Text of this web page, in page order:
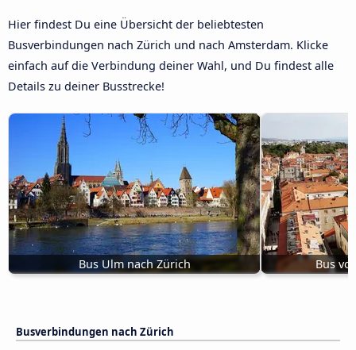
Hier findest Du eine Übersicht der beliebtesten
Busverbindungen nach Zürich und nach Amsterdam. Klicke
einfach auf die Verbindung deiner Wahl, und Du findest alle
Details zu deiner Busstrecke!
Bus Ulm nach Zürich Bus
Busverbindungen nach Zürich